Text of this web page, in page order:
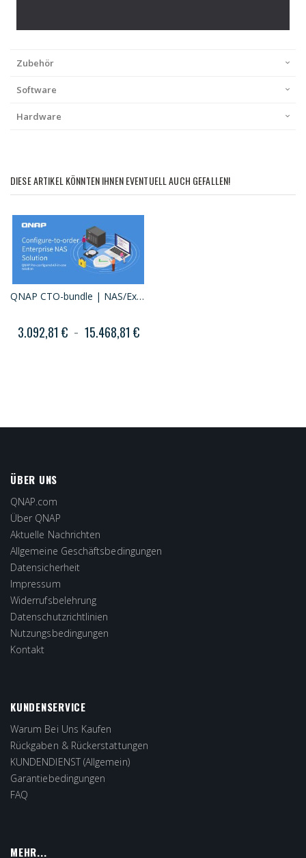
Zubehör
Software
Hardware
DIESE ARTIKEL KÖNNTEN IHNEN EVENTUELL AUCH GEFALLEN!
QNAP CTO-bundle | NAS/Expansion unit + 16 x SATA HDDs + FREE Installation
3.092,81 € 15.468,81 €
ÜBER UNS
QNAP.com
Über QNAP
Aktuelle Nachrichten
Allgemeine Geschäftsbedingungen
Datensicherheit
Impressum
Widerrufsbelehrung
Datenschutzrichtlinien
Nutzungsbedingungen
Kontakt
KUNDENSERVICE
Warum Bei Uns Kaufen
Rückgaben & Rückerstattungen
KUNDENDIENST (Allgemein)
Garantiebedingungen
FAQ
MEHR...